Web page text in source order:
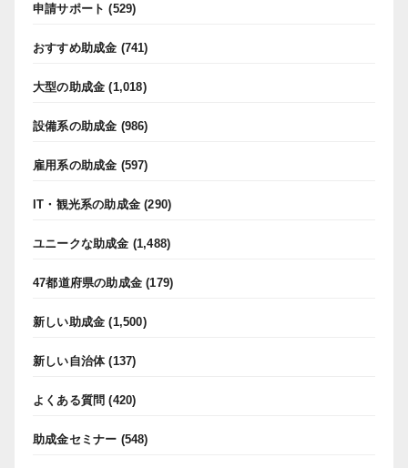
申請サポート (529)
おすすめ助成金 (741)
大型の助成金 (1,018)
設備系の助成金 (986)
雇用系の助成金 (597)
IT・観光系の助成金 (290)
ユニークな助成金 (1,488)
47都道府県の助成金 (179)
新しい助成金 (1,500)
新しい自治体(137)
よくある質問 (420)
助成金セミナー (548)